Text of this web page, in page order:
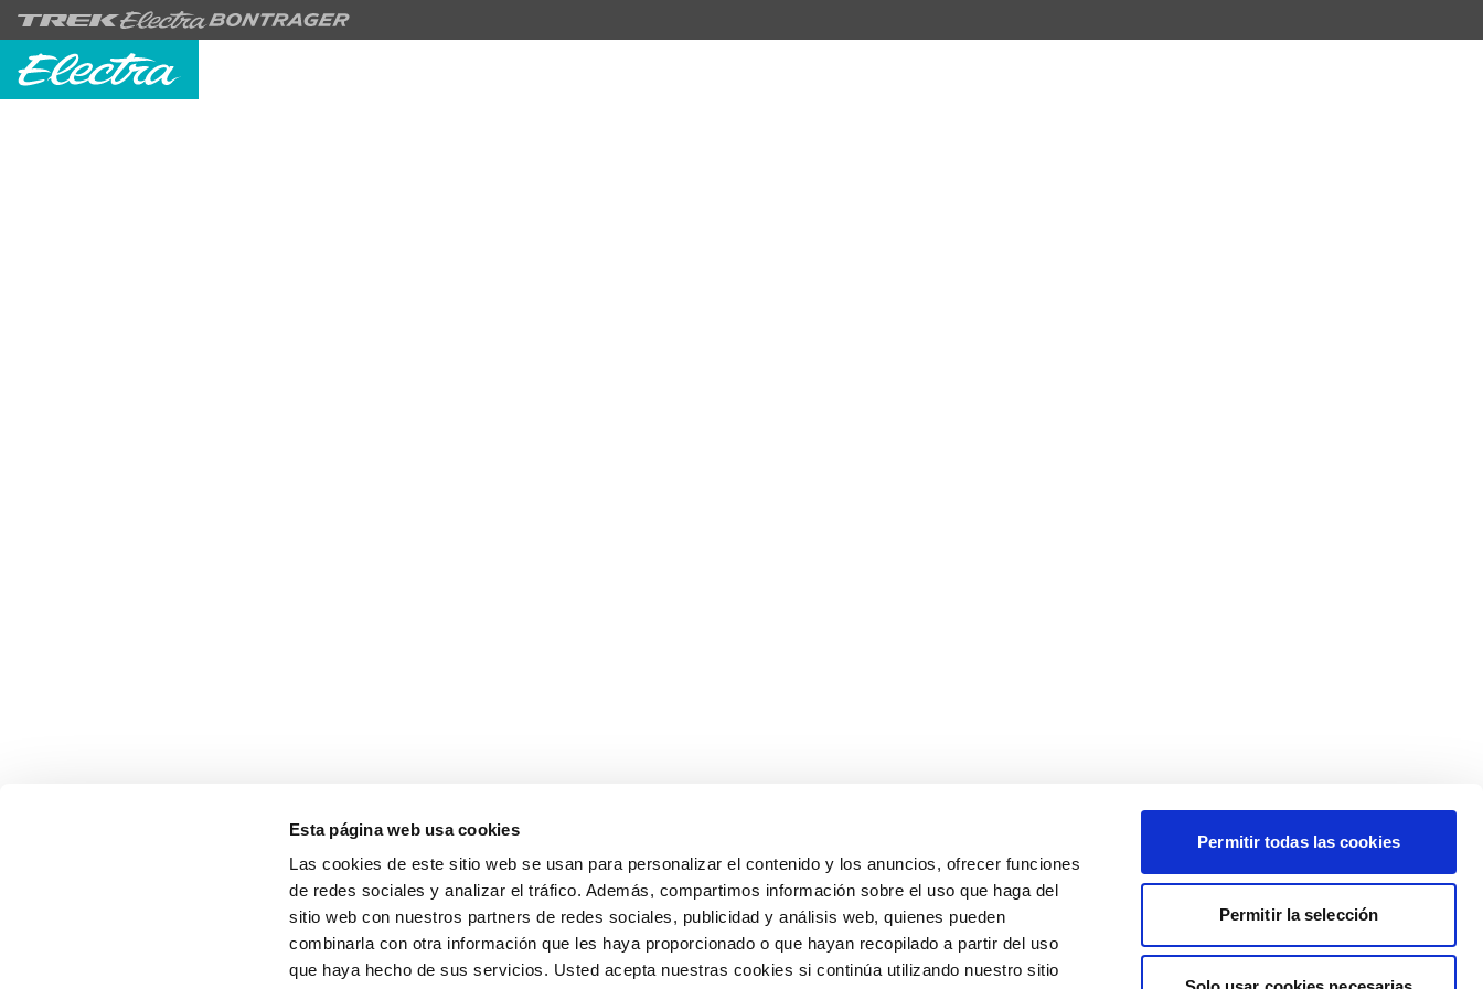
Esta página web usa cookies
Las cookies de este sitio web se usan para personalizar el contenido y los anuncios, ofrecer funciones
de redes sociales y analizar el tráfico. Además, compartimos información sobre el uso que haga del
sitio web con nuestros partners de redes sociales, publicidad y análisis web, quienes pueden
combinarla con otra información que les haya proporcionado o que hayan recopilado a partir del uso
que haya hecho de sus servicios. Usted acepta nuestras cookies si continúa utilizando nuestro sitio
Permitir todas las cookies
Permitir la selección